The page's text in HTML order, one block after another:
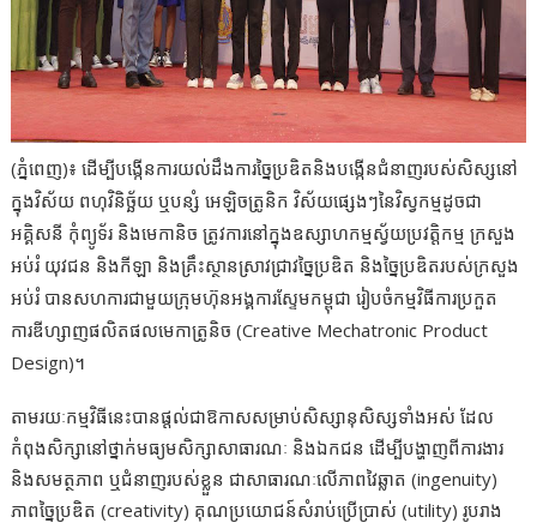
(ភ្នំពេញ)៖ ដើម្បីបង្កើនការយល់ដឹងការច្នៃប្រឌិតនិងបង្កើនជំនាញរបស់សិស្សនៅ
ក្នុងវិស័យ ពហុវិនិច្ឆ័យ ឬបន្សំ អេឡិចត្រូនិក វិស័យផ្សេងៗនៃវិស្វកម្មដូចជា
អគ្គិសនី កុំព្យូទ័រ និងមេកានិច ត្រូវការនៅក្នុងឧស្សាហកម្មស្វ័យប្រវត្តិកម្ម ក្រសួង
អប់រំ យុវជន និងកីឡា និងគ្រឹះស្ថានស្រាវជ្រាវច្នៃប្រឌិត និងច្នៃប្រឌិតរបស់ក្រសួង
អប់រំ បានសហការជាមួយក្រុមហ៊ុនអង្គការស្ទែមកម្ពុជា រៀបចំកម្មវិធីការប្រកួត
ការឌីហ្សាញផលិតផលមេកាត្រូនិច (Creative Mechatronic Product
Design)។
តាមរយៈកម្មវិធីនេះបានផ្តល់ជាឱកាសសម្រាប់សិស្សានុសិស្សទាំងអស់ ដែល
កំពុងសិក្សានៅថ្នាក់មធ្យមសិក្សាសាធារណៈ និងឯកជន ដើម្បីបង្ហាញពីការងារ
និងសមត្ថភាព ឬជំនាញរបស់ខ្លួន ជាសាធារណៈលើភាពវៃឆ្លាត (ingenuity)
ភាពច្នៃប្រឌិត (creativity) គុណប្រយោជន៍សំរាប់ប្រើប្រាស់ (utility) រូបរាង